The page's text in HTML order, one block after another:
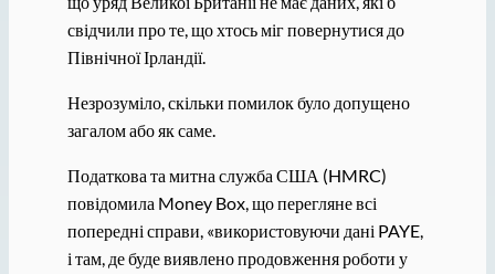
свідчили про те, що хтось міг повернутися до
Північної Ірландії.
Незрозуміло, скільки помилок було допущено
загалом або як саме.
Податкова та митна служба США (HMRC)
повідомила Money Box, що перегляне всі
попередні справи, «використовуючи дані PAYE,
і там, де буде виявлено продовження роботи у